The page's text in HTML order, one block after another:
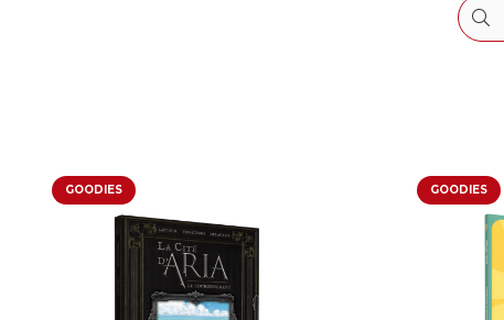
GOODIES GOODIES